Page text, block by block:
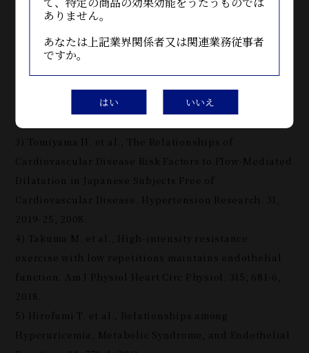
です。商品開発をご検討の際は、ぜひお問い合わせく
【出典】
2) 梅津拓史，血管の専門医が教える『血流』をよくする最高の
習慣，総合法令出版，2020.
3) Tomiyama H. et al., The Relationships of
Cardiovascular Disease Risk Factors to Flow-Mediated
Dilatation in Japanese Subjects Free of
Cardiovascular Disease. Hypertension Research. 31,
2019-25, 2008.
4) Takuma M. et al., High-intensity resistance
exercise with low repetitions maintains endothelial
function. Am J Physiol Heart Circ Physiol. 315, 681-6,
2018.
5) Hirofumi T. et al., Relationships among
Hyperuricemia, Metabolic Syndrome, and Endothelial
ありません。
あなたは上記業界関係者又は関連業務従事者
ですか。
はい いいえ